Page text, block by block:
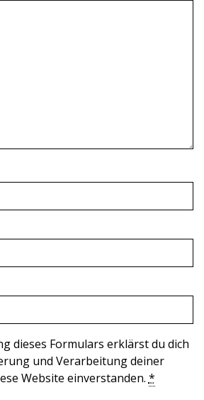
dieses Formulars erklärst du dich
und Verarbeitung deiner
Website einverstanden. *